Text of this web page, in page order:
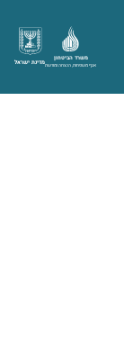
מדינת ישראל
משרד הביטחון
אגף משפחות, הנצחה ומורשת